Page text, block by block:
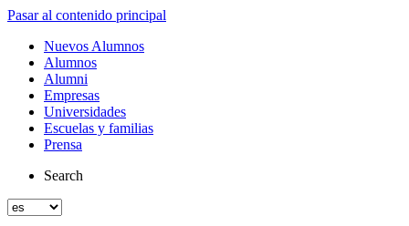
Pasar al contenido principal
Nuevos Alumnos
Alumnos
Alumni
Empresas
Universidades
Escuelas y familias
Prensa
Search